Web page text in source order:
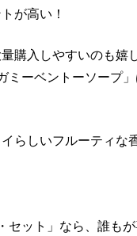
が高い！
購入しやすいのも嬉
ミーベントーソープ
らしいフルーティな
セット」なら、誰も